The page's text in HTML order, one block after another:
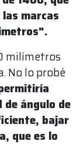
marcas
milímetros
No lo probé
ángulo de
bajar
que es lo